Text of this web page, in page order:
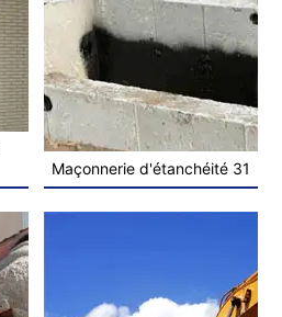
Maçonnerie d'étanchéité 31